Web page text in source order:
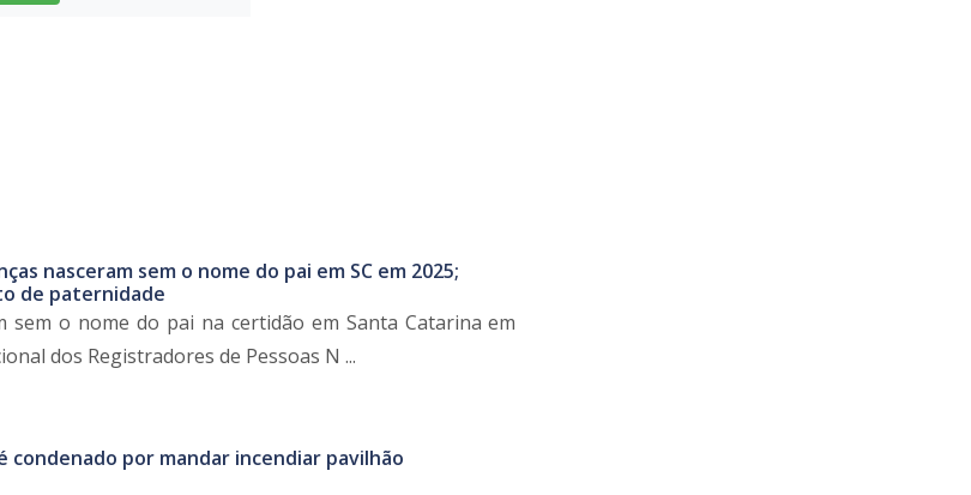
nasceram sem o nome do pai em SC em 2025;
de paternidade
sem o nome do pai na certidão em Santa Catarina em
dos Registradores de Pessoas N ...
condenado por mandar incendiar pavilhão